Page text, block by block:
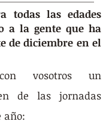
todas las edades
a la gente que ha
de diciembre en el
vosotros un
de las jornadas
año: